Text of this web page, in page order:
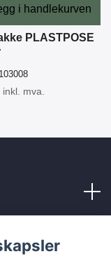
i handlekurven
PLASTPOSE
103008
inkl. mva.